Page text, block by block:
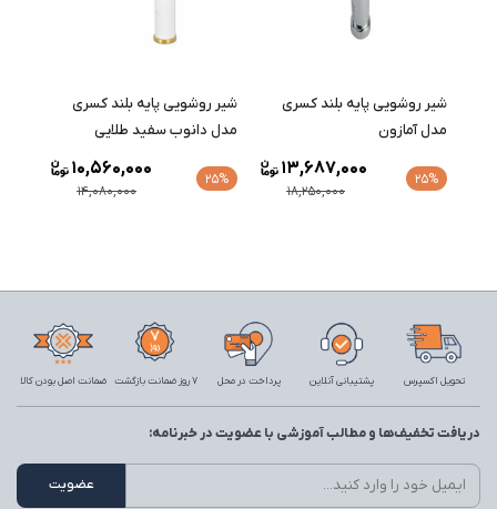
شیر روشویی پایه بلند کسری
مدل آمازون
25%
18,250,000
13,687,000
شیر روشویی پایه بلند کسری
مدل دانوب سفید طلایی
25%
14,080,000
10,560,000
تحویل اکسپرس پشتیبانی آنلاین پرداخت در محل 7 روز ضمانت بازگشت ضمانت اصل بودن کالا
دریافت تخفیف‌ها و مطالب آموزشی با عضویت در خبرنامه: